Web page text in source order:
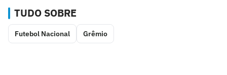
TUDO SOBRE
Futebol Nacional Grêmio